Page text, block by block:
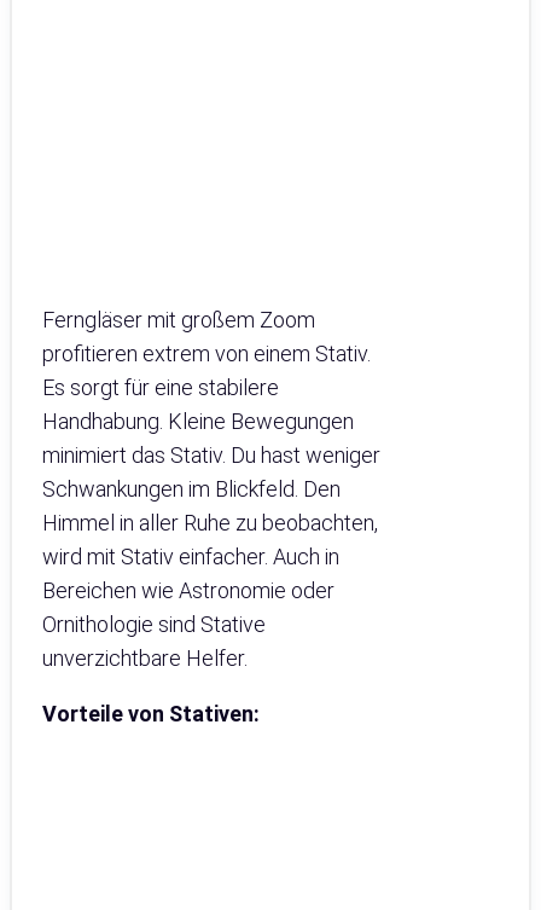
Ferngläser mit großem Zoom
profitieren extrem von einem Stativ.
Es sorgt für eine stabilere
Handhabung. Kleine Bewegungen
minimiert das Stativ. Du hast weniger
Schwankungen im Blickfeld. Den
Himmel in aller Ruhe zu beobachten,
wird mit Stativ einfacher. Auch in
Bereichen wie Astronomie oder
Ornithologie sind Stative
unverzichtbare Helfer.
Vorteile von Stativen: